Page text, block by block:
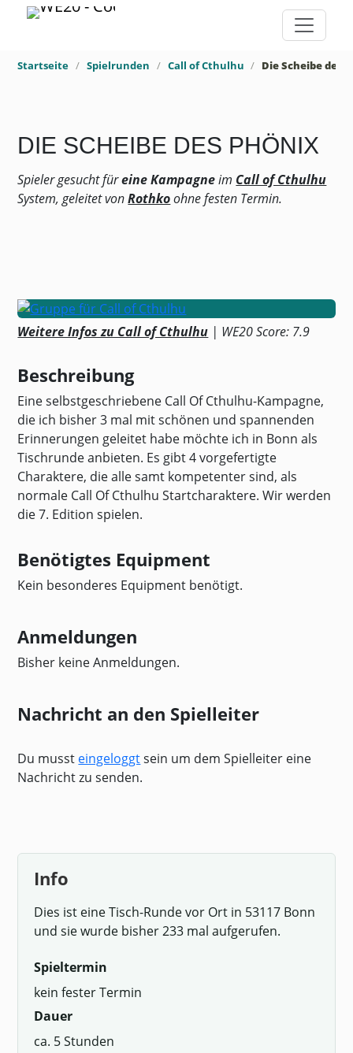
Startseite Spielrunden Call of Cthulhu Die Scheibe des
DIE SCHEIBE DES PHÖNIX
Spieler gesucht füreine Kampagneim Call of Cthulhu
System, geleitet vonRothkoohne festen Termin.
Weitere Infos zu Call of Cthulhu | WE20 Score: 7.9
Beschreibung
Eine selbstgeschriebene Call Of Cthulhu-Kampagne,
die ich bisher 3 mal mit schönen und spannenden
Erinnerungen geleitet habe möchte ich in Bonn als
Tischrunde anbieten. Es gibt 4 vorgefertigte
Charaktere, die alle samt kompetenter sind, als
normale Call Of Cthulhu Startcharaktere. Wir werden
die 7. Edition spielen.
Benötigtes Equipment
Kein besonderes Equipment benötigt.
Anmeldungen
Bisher keine Anmeldungen.
Nachricht an den Spielleiter
Du musst eingeloggtsein um dem Spielleiter eine
Nachricht zu senden.
Info
Dies ist eine Tisch-Runde vor Ort in 53117 Bonn
und sie wurde bisher 233 mal aufgerufen.
Spieltermin
kein fester Termin
Dauer
ca. 5 Stunden